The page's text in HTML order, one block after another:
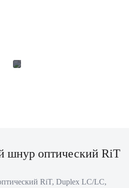
шнур оптический RiT
RiT, Duplex LC/LC,